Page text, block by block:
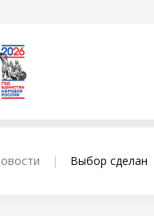
Выбор сделан